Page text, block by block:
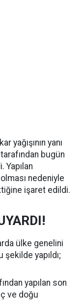
yağışının yanı
bugün
Yapılan
nedeniyle
işaret edildi.
ülke genelini
yapıldı;
yapılan son
ve doğu